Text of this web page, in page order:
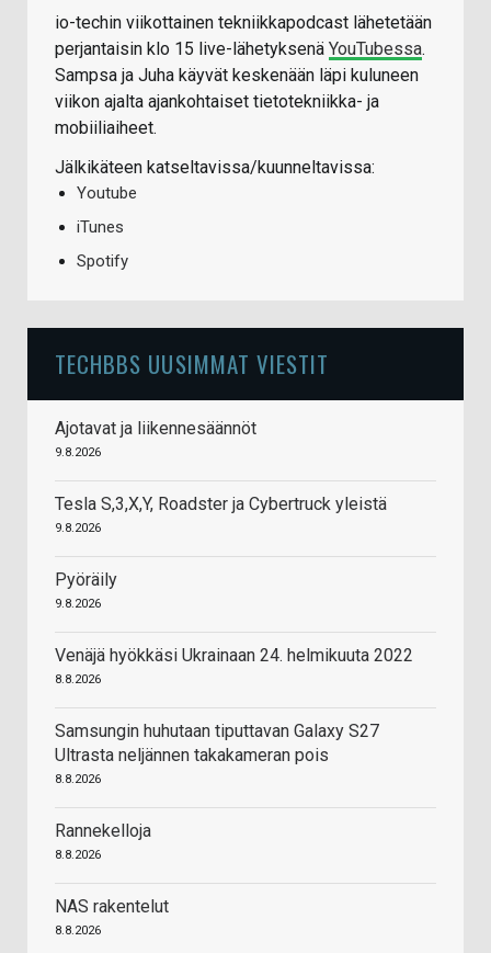
io-techin viikottainen tekniikkapodcast lähetetään
perjantaisin klo 15 live-lähetyksenä YouTubessa.
Sampsa ja Juha käyvät keskenään läpi kuluneen
viikon ajalta ajankohtaiset tietotekniikka- ja
mobiiliaiheet.
Jälkikäteen katseltavissa/kuunneltavissa:
Youtube
iTunes
Spotify
TECHBBS UUSIMMAT VIESTIT
Ajotavat ja liikennesäännöt
9.8.2026
Tesla S,3,X,Y, Roadster ja Cybertruck yleistä
9.8.2026
Pyöräily
9.8.2026
Venäjä hyökkäsi Ukrainaan 24. helmikuuta 2022
8.8.2026
Samsungin huhutaan tiputtavan Galaxy S27
Ultrasta neljännen takakameran pois
8.8.2026
Rannekelloja
8.8.2026
NAS rakentelut
8.8.2026